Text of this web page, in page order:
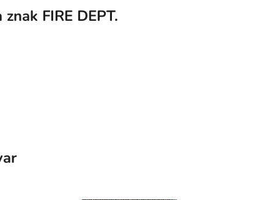
znak FIRE DEPT.